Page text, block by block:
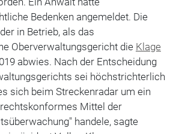
Bedenken angemeldet. Die
in Betrieb, als das
Oberverwaltungsgericht die Klage
abwies. Nach der Entscheidung
sei höchstrichterlich
sich beim Streckenradar um ein
Mittel der
handele, sagte